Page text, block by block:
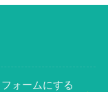
ォームにする